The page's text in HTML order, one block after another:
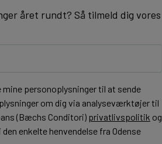
året rundt? Så tilmeld dig vores
personoplysninger til at sende
om dig via analyseværktøjer til
(Bæchs Conditori) privatlivspolitik og
enkelte henvendelse fra Odense